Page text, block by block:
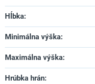
Hĺbka:
Minimálna výška:
Maximálna výška:
Hrúbka hrán: